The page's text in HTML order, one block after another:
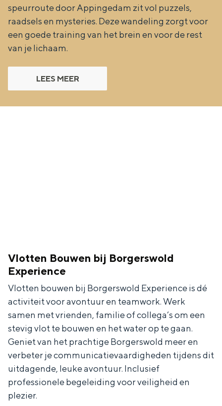
speurroute door Appingedam zit vol puzzels,
raadsels en mysteries. Deze wandeling zorgt voor
een goede training van het brein en voor de rest
van je lichaam.
LEES MEER
Vlotten Bouwen bij Borgerswold
Experience
Vlotten bouwen bij Borgerswold Experience is dé
activiteit voor avontuur en teamwork. Werk
samen met vrienden, familie of collega’s om een
stevig vlot te bouwen en het water op te gaan.
Geniet van het prachtige Borgerswold meer en
verbeter je communicatievaardigheden tijdens dit
uitdagende, leuke avontuur. Inclusief
professionele begeleiding voor veiligheid en
plezier.